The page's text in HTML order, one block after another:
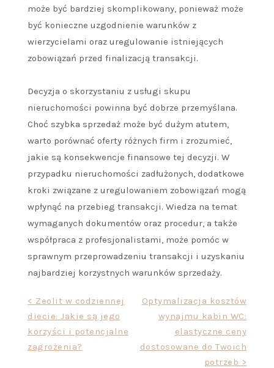
może być bardziej skomplikowany, ponieważ może
być konieczne uzgodnienie warunków z
wierzycielami oraz uregulowanie istniejących
zobowiązań przed finalizacją transakcji.
Decyzja o skorzystaniu z usługi skupu
nieruchomości powinna być dobrze przemyślana.
Choć szybka sprzedaż może być dużym atutem,
warto porównać oferty różnych firm i zrozumieć,
jakie są konsekwencje finansowe tej decyzji. W
przypadku nieruchomości zadłużonych, dodatkowe
kroki związane z uregulowaniem zobowiązań mogą
wpłynąć na przebieg transakcji. Wiedza na temat
wymaganych dokumentów oraz procedur, a także
współpraca z profesjonalistami, może pomóc w
sprawnym przeprowadzeniu transakcji i uzyskaniu
najbardziej korzystnych warunków sprzedaży.
Nawigacja
wpisu
< Zeolit w codziennej
diecie: Jakie są jego
korzyści i potencjalne
zagrożenia?
Optymalizacja kosztów
wynajmu kabin WC:
elastyczne ceny
dostosowane do Twoich
potrzeb >